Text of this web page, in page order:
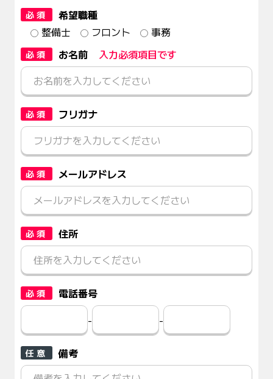
希望職種
必須
整備士 フロント
事務
お名前
必須 入力必須項目です
フリガナ
必須
メールアドレス
必須
住所
必須
電話番号
必須
- -
備考
任意